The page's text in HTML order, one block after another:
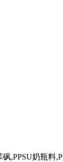
,PPSU奶瓶